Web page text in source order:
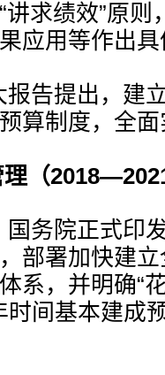
求绩效”原则
应用等作出
报告提出，建
算制度，全
（
国务院正式印
部署加快建
系，并明确“
间基本建成